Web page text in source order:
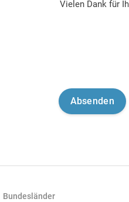
Vielen Dank für
Bundesländer